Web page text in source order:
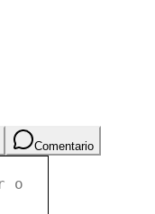
Comentario